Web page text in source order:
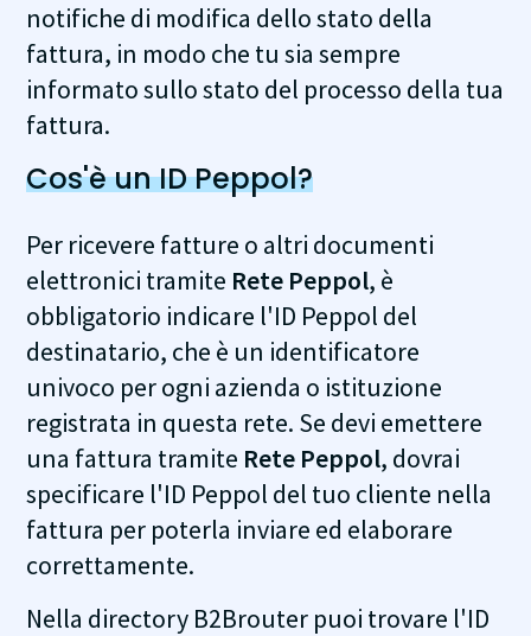
notifiche di modifica dello stato della
fattura, in modo che tu sia sempre
informato sullo stato del processo della tua
fattura.
Cos'è un ID Peppol?
Per ricevere fatture o altri documenti
elettronici tramite Rete Peppol, è
obbligatorio indicare l'ID Peppol del
destinatario, che è un identificatore
univoco per ogni azienda o istituzione
registrata in questa rete. Se devi emettere
una fattura tramite Rete Peppol, dovrai
specificare l'ID Peppol del tuo cliente nella
fattura per poterla inviare ed elaborare
correttamente.
Nella directory B2Brouter puoi trovare l'ID